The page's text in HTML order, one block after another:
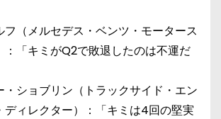
（メルセデス・ベンツ・モータース
：「キミがQ2で敗退したのは不運だ
ショブリン（トラックサイド・エン
ディレクター）：「キミは4回の堅実